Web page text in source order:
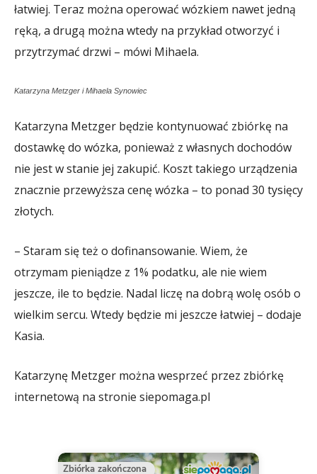
łatwiej. Teraz można operować wózkiem nawet jedną
ręką, a drugą można wtedy na przykład otworzyć i
przytrzymać drzwi – mówi Mihaela.
Katarzyna Metzger i Mihaela Synowiec
Katarzyna Metzger będzie kontynuować zbiórkę na
dostawkę do wózka, ponieważ z własnych dochodów
nie jest w stanie jej zakupić. Koszt takiego urządzenia
znacznie przewyższa cenę wózka – to ponad 30 tysięcy
złotych.
– Staram się też o dofinansowanie. Wiem, że
otrzymam pieniądze z 1% podatku, ale nie wiem
jeszcze, ile to będzie. Nadal liczę na dobrą wolę osób o
wielkim sercu. Wtedy będzie mi jeszcze łatwiej – dodaje
Kasia.
Katarzynę Metzger można wesprzeć przez zbiórkę
internetową na stronie siepomaga.pl